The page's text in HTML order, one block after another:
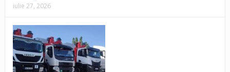
iulie 27, 2026